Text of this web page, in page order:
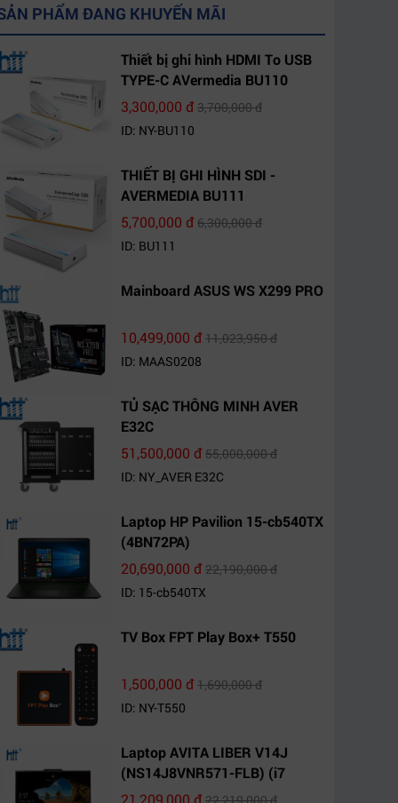
PHẨM ĐANG KHUYẾN MÃI
Thiết bị ghi hình HDMI To USB
TYPE-C AVermedia BU110
3,300,000 đ3,700,000 đ
ID: NY-BU110
THIẾT BỊ GHI HÌNH SDI -
AVERMEDIA BU111
5,700,000 đ6,300,000 đ
ID: BU111
Mainboard ASUS WS X299 PRO
10,499,000 đ11,023,950 đ
ID: MAAS0208
TỦ SẠC THÔNG MINH AVER
E32C
51,500,000 đ55,000,000 đ
ID: NY_AVER E32C
Laptop HP Pavilion 15-cb540TX
(4BN72PA)
20,690,000 đ22,190,000 đ
ID: 15-cb540TX
TV Box FPT Play Box+ T550
1,500,000 đ1,690,000 đ
ID: NY-T550
Laptop AVITA LIBER V14J
(NS14J8VNR571-FLB) (i7
10510U/8GB RAM/1TB
21,209,000 đ